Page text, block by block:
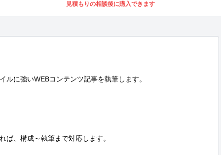
見積もりの相談後に購入できます
ルに強いWEBコンテンツ記事を執筆します。
ば、構成～執筆まで対応します。